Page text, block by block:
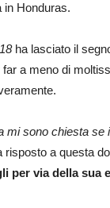
in Honduras.
ha lasciato il
a meno di
mi sono chiesta
risposto a questa
per via della sua